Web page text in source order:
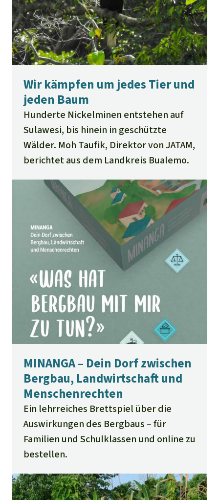
Wir kämpfen um jedes Tier und
jeden Baum
Hunderte Nickelminen entstehen auf
Sulawesi, bis hinein in geschützte
Wälder. Moh Taufik, Direktor von JATAM,
berichtet aus dem Landkreis Bualemo.
MINANGA – Dein Dorf zwischen
Bergbau, Landwirtschaft und
Menschenrechten
Ein lehrreiches Brettspiel über die
Auswirkungen des Bergbaus – für
Familien und Schulklassen und online zu
bestellen.